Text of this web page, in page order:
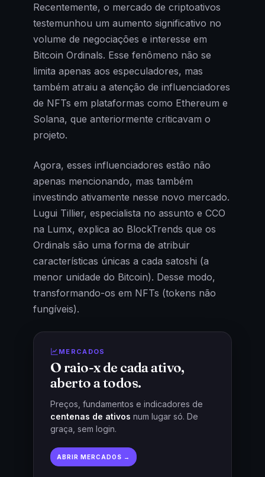
Recentemente, o mercado de criptoativos
testemunhou um aumento significativo no
volume de negociações e interesse em
Bitcoin Ordinals. Esse fenômeno não se
limita apenas aos especuladores, mas
também atraiu a atenção de influenciadores
de NFTs em plataformas como Ethereum e
Solana, que anteriormente criticavam o
projeto.
Agora, esses influenciadores estão não
apenas mencionando, mas também
investindo ativamente nesse novo mercado.
Lugui Tillier, especialista no assunto e CCO
na Lumx, explica ao BlockTrends que os
Ordinals são uma forma de atribuir
características únicas a cada satoshi (a
menor unidade do Bitcoin). Desse modo,
transformando-os em NFTs (tokens não
fungíveis).
MERCADOS
O raio-x de cada ativo,
aberto a todos.
Preços, fundamentos e indicadores de
centenas de ativos num lugar só. De
graça, sem login.
ABRIR MERCADOS →